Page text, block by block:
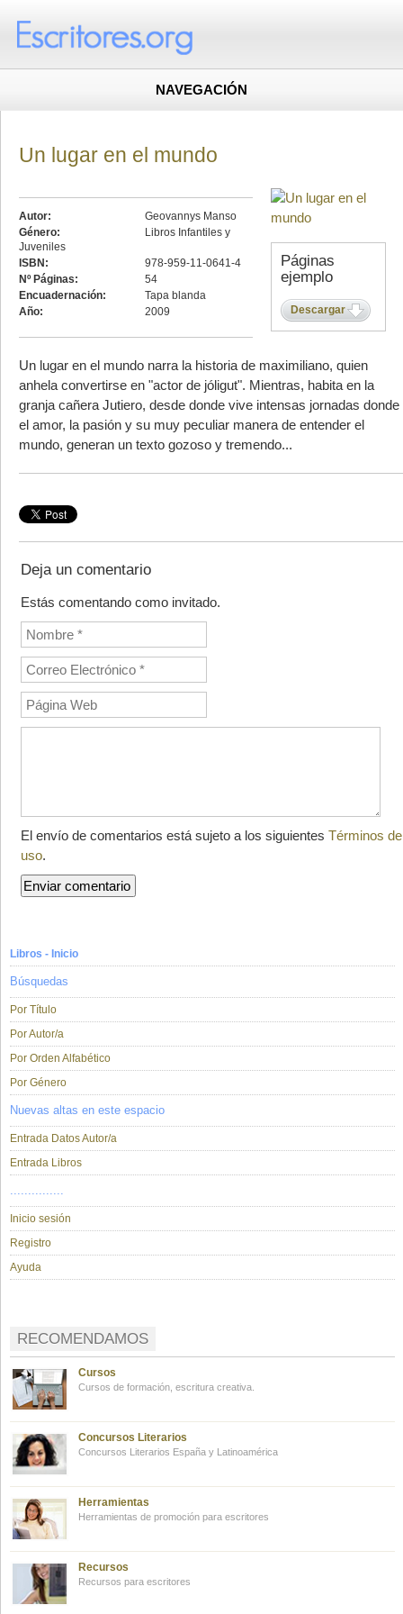
NAVEGACIÓN
Páginas
ejemplo
Descargar
Un lugar en el mundo
Autor:
Geovannys Manso
Género:
Libros Infantiles y
Juveniles
ISBN:
978-959-11-0641-4
Nº Páginas:
54
Encuadernación:
Tapa blanda
Año:
2009
Un lugar en el mundo narra la historia de maximiliano, quien
anhela convertirse en "actor de jóligut". Mientras, habita en la
granja cañera Jutiero, desde donde vive intensas jornadas donde
el amor, la pasión y su muy peculiar manera de entender el
mundo, generan un texto gozoso y tremendo...
Deja un comentario
Estás comentando como invitado.
El envío de comentarios está sujeto a los siguientes Términos de
uso.
Libros - Inicio
Búsquedas
Por Título
Por Autor/a
Por Orden Alfabético
Por Género
Nuevas altas en este espacio
Entrada Datos Autor/a
Entrada Libros
...............
Inicio sesión
Registro
Ayuda
RECOMENDAMOS
Cursos
Cursos de formación, escritura creativa.
Concursos Literarios
Concursos Literarios España y Latinoamérica
Herramientas
Herramientas de promoción para escritores
Recursos
Recursos para escritores